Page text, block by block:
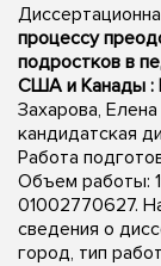
процессу
подростков в
США и Канады :
Захарова,
кандидатская
Работа
Объем работы:
01002770627.
сведения о
город, тип